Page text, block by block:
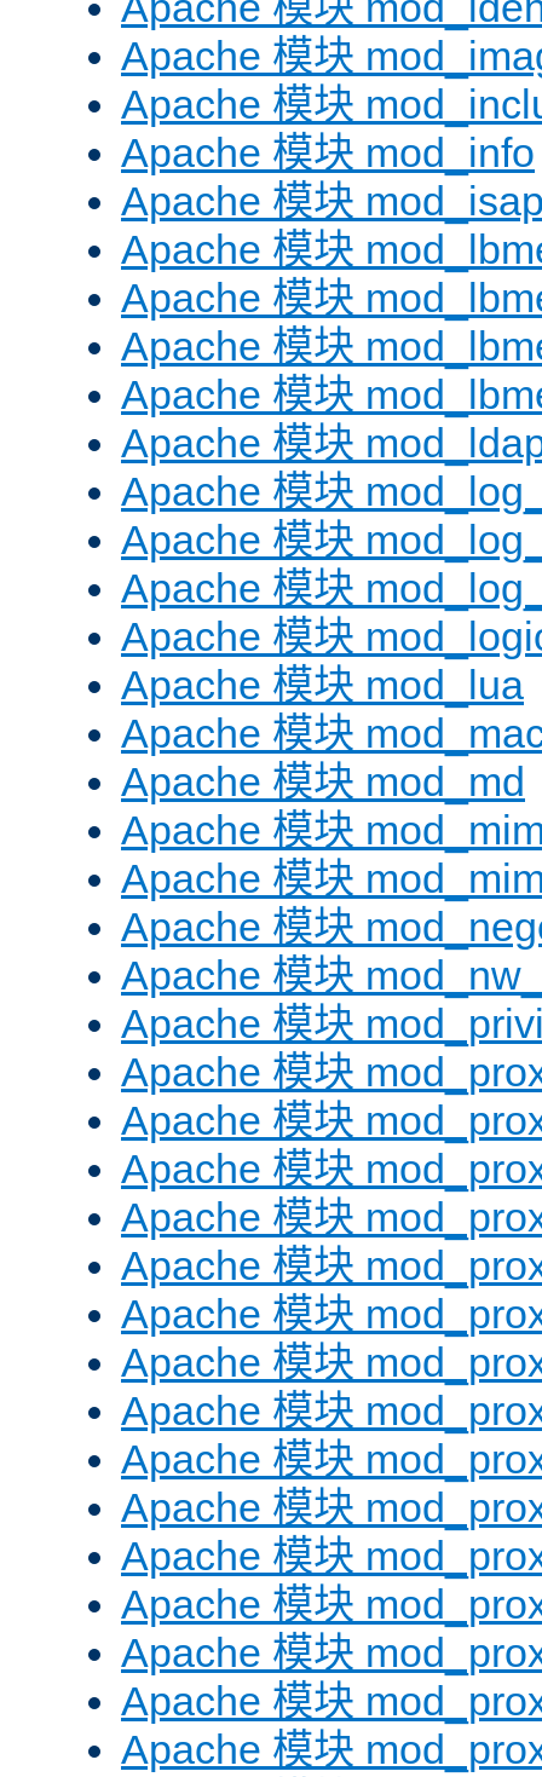
Apache 模块
Apache 模块
Apache 模块 mod_info
Apache 模块
Apache 模块
Apache 模块
Apache 模块
Apache 模块
Apache 模块
Apache 模块
Apache 模块
Apache 模块
Apache 模块
Apache 模块 mod_lua
Apache 模块
Apache 模块 mod_md
Apache 模块
Apache 模块
Apache 模块
Apache 模块
Apache 模块
Apache 模块
Apache 模块
Apache 模块
Apache 模块
Apache 模块
Apache 模块
Apache 模块
Apache 模块
Apache 模块
Apache 模块
Apache 模块
Apache 模块
Apache 模块
Apache 模块
Apache 模块